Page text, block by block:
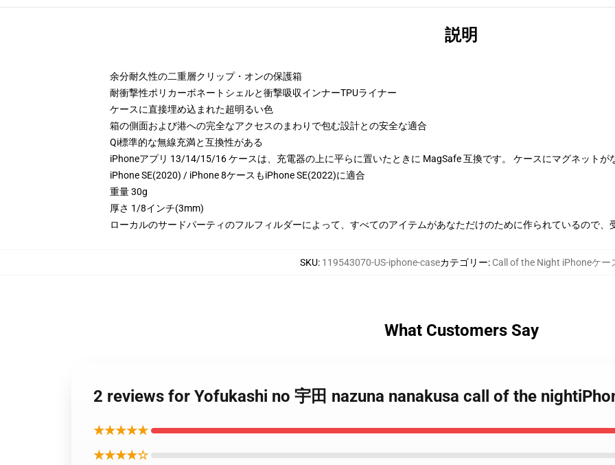
説明
余分耐久性の二重層クリップ・オンの保護箱
耐衝撃性ポリカーボネートシェルと衝撃吸収インナーTPUライナー
ケースに直接埋め込まれた超明るい色
箱の側面および港への完全なアクセスのまわりで包む設計との安全な適合
Qi標準的な無線充満と互換性がある
iPhoneアプリ 13/14/15/16 ケースは、充電器の上に平らに置いたときに MagSafe 互換です。 ケースにマグネットが
iPhone SE(2020) / iPhone 8ケースもiPhone SE(2022)に適合
重量 30g
厚さ 1/8インチ(3mm)
ローカルのサードパーティのフルフィルダーによって、すべてのアイテムがあなただけのために作られているので
SKU: 119543070-US-iphone-caseカテゴリー: Call of the Night iPhoneケー
What Customers Say
2 reviews for Yofukashi no 宇田 nazuna nanakusa call of the
★★★★★
★★★★☆